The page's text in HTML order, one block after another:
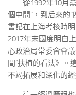
從1992年10月黨
個中間”，到后來的“
書記在上海考核時
2017年末國度明白
心政治局常委會會
間”扶植的看法》。
不竭拓展和深化的經